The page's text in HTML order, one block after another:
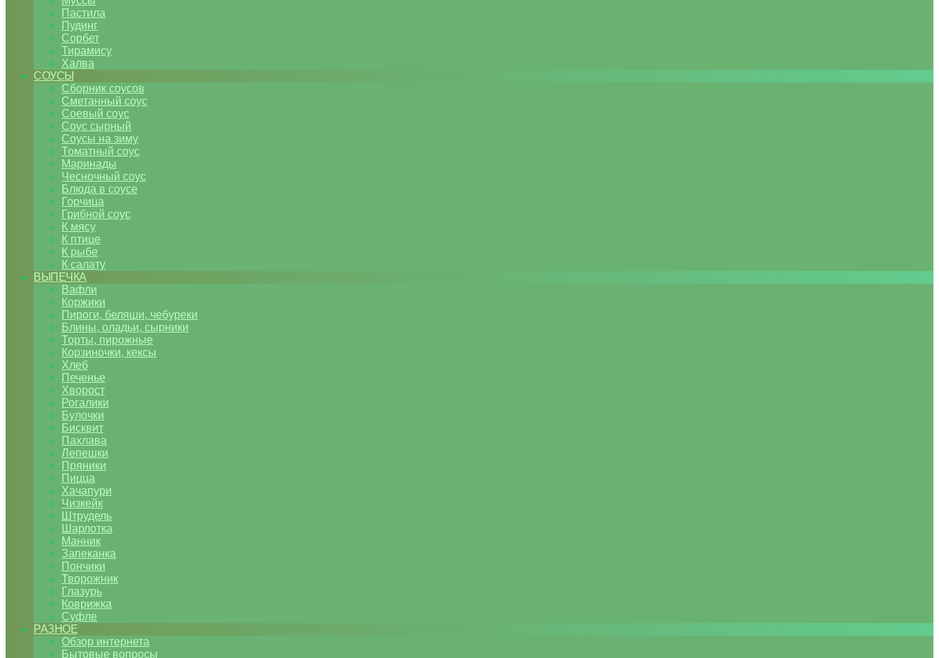
Пастила
Пудинг
Сорбет
Тирамису
Халва
СОУСЫ
Сборник соусов
Сметанный соус
Соевый соус
Соус сырный
Соусы на зиму
Томатный соус
Маринады
Чесночный соус
Блюда в соусе
Горчица
Грибной соус
К мясу
К птице
К рыбе
К салату
ВЫПЕЧКА
Вафли
Коржики
Пироги, беляши, чебуреки
Блины, оладьи, сырники
Торты, пирожные
Корзиночки, кексы
Хлеб
Печенье
Хворост
Рогалики
Булочки
Бисквит
Пахлава
Лепешки
Пряники
Пицца
Хачапури
Чизкейк
Штрудель
Шарлотка
Манник
Запеканка
Пончики
Творожник
Глазурь
Коврижка
Суфле
РАЗНОЕ
Обзор интернета
Бытовые вопросы